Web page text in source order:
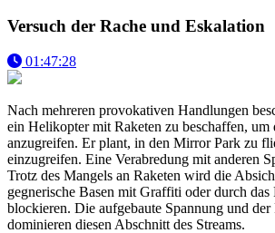
Versuch der Rache und Eskalation
01:47:28
Nach mehreren provokativen Handlungen
ein Helikopter mit Raketen zu beschaffen, um
anzugreifen. Er plant, in den Mirror Park zu
einzugreifen. Eine Verabredung mit anderen
Trotz des Mangels an Raketen wird die
gegnerische Basen mit Graffiti oder durch
blockieren. Die aufgebaute Spannung und der
dominieren diesen Abschnitt des Streams.